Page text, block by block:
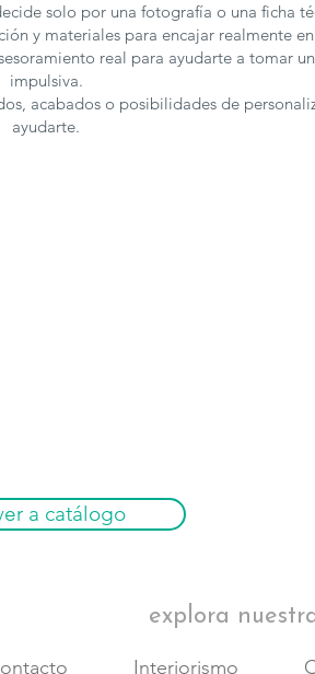
solo por una fotografía o una ficha
y materiales para encajar realmente
real para ayudarte a tomar
impulsiva.
acabados o posibilidades de
ayudarte.
a catálogo
Interiorismo
explora